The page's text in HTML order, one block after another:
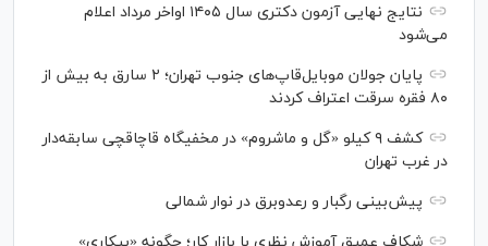
نتایج نهایی آزمون دکتری سال ۱۴۰۵ اواخر مرداد اعلام
می‌شود
پایان جولان موبایل‌قاپ‌های جنوب تهران؛ ۲ سارق به بیش از
۸۰ فقره سرقت اعتراف کردند
کشف ۹ کیلو «گل و ماشروم» در مخفیگاه قاچاقچی سابقه‌دار
در غرب تهران
پیش‌بینی رگبار و رعدوبرق در نوار شمالی
شکاف عمیق آموزش نظری با بازار کار؛ چگونه «بیکاری»